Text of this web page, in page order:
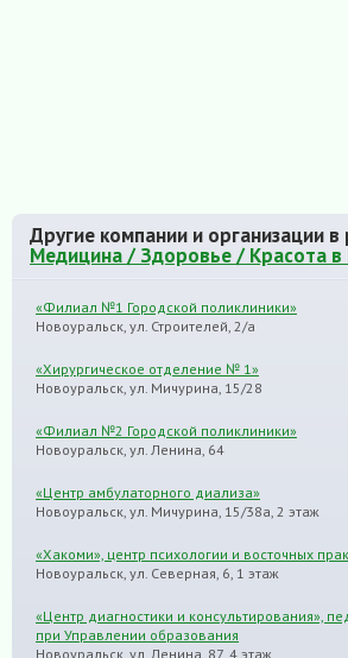
Другие компании и организации в
Медицина / Здоровье / Красота в
«Филиал №1 Городской поликлиники»
Новоуральск, ул. Строителей, 2/а
«Хирургическое отделение № 1»
Новоуральск, ул. Мичурина, 15/28
«Филиал №2 Городской поликлиники»
Новоуральск, ул. Ленина, 64
«Центр амбулаторного диализа»
Новоуральск, ул. Мичурина, 15/38а, 2 этаж
«Хакоми», центр психологии и восточных
Новоуральск, ул. Северная, 6, 1 этаж
«Центр диагностики и консультирования»,
при Управлении образования
Новоуральск, ул. Ленина, 87, 4 этаж